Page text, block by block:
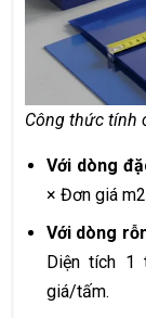
Công thức tính
Với dòng
× Đơn giá
Với dòng
Diện tích
giá/tấm.